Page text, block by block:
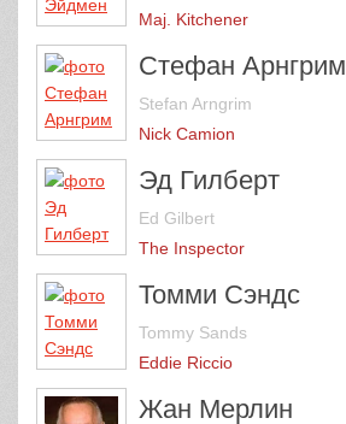
Maj. Kitchener
Стефан Арнгрим
Stefan Arngrim
Nick Camion
Эд Гилберт
Ed Gilbert
The Inspector
Томми Сэндс
Tommy Sands
Eddie Riccio
Жан Мерлин